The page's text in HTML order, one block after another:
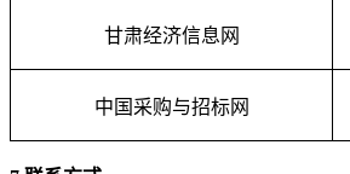
甘肃经济信息网
中国采购与招标网